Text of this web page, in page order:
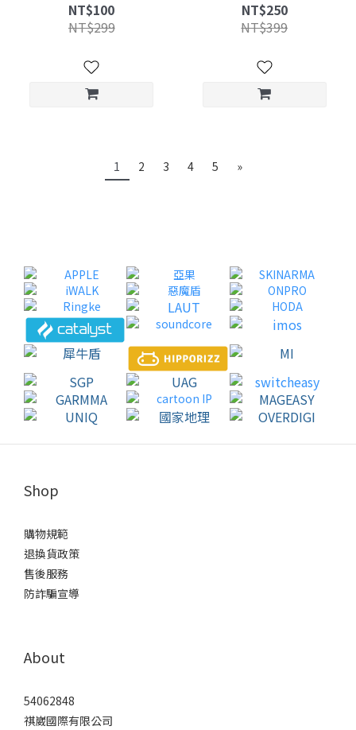
動相機 AR增透 AF電鍍玻
璃 防爆 保護貼
NT$100
NT$299
輸+Type-C PD100W快充
60Hz 外接投影
NT$250
NT$399
1 2 3 4 5 »
Shop
購物規範
退換貨政策
售後服務
防詐騙宣導
About
54062848
祺崴國際有限公司